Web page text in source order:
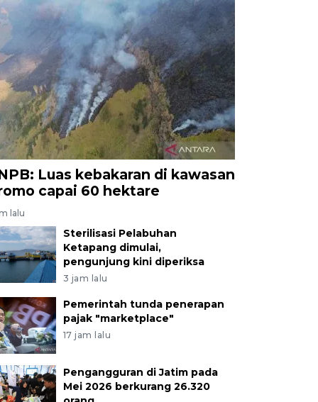
Luas kebakaran di kawasan
capai 60 hektare
lalu
Sterilisasi Pelabuhan
Ketapang dimulai,
pengunjung kini diperiksa
3 jam lalu
Pemerintah tunda penerapan
pajak "marketplace"
17 jam lalu
Pengangguran di Jatim pada
Mei 2026 berkurang 26.320